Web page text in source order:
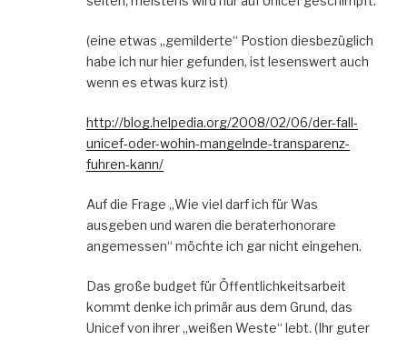
(eine etwas „gemilderte“ Postion diesbezüglich
habe ich nur hier gefunden, ist lesenswert auch
wenn es etwas kurz ist)
http://blog.helpedia.org/2008/02/06/der-fall-
unicef-oder-wohin-mangelnde-transparenz-
fuhren-kann/
Auf die Frage „Wie viel darf ich für Was
ausgeben und waren die beraterhonorare
angemessen“ möchte ich gar nicht eingehen.
Das große budget für Öffentlichkeitsarbeit
kommt denke ich primär aus dem Grund, das
Unicef von ihrer „weißen Weste“ lebt. (Ihr guter